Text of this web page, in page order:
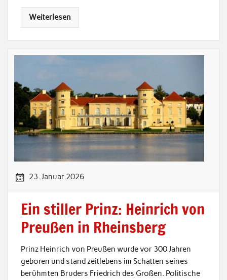
Weiterlesen
23. Januar 2026
Ein stiller Prinz: Heinrich von
Preußen in Rheinsberg
Prinz Heinrich von Preußen wurde vor 300 Jahren
geboren und stand zeitlebens im Schatten seines
berühmten Bruders Friedrich des Großen. Politische